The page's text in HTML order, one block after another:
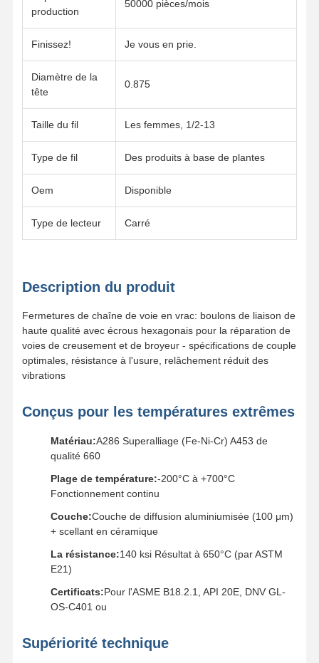
À Propos De
Nous
Visite De
Contrôle De
Nous
Nouvelles Les Affaires Le Blog
Demandez
Le boulon de la piste
Éclaboussure à charrue
boulons à rouleaux de voie
Boulons de broche de seau
Boulons à dents de seau
Fermeture de roue de camion
boulons et écrous
Boulon de chaussure de voie
production
50000 pièces/mois
Finissez! Je vous en prie.
Diamètre de la
tête
0.875
Taille du fil Les femmes, 1/2-13
Type de fil Des produits à base de plantes
Oem Disponible
Type de lecteur Carré
Description du produit
Fermetures de chaîne de voie en vrac: boulons de liaison de
haute qualité avec écrous hexagonais pour la réparation de
voies de creusement et de broyeur - spécifications de couple
optimales, résistance à l'usure, relâchement réduit des
vibrations
Conçus pour les températures extrêmes
Matériau:A286 Superalliage (Fe-Ni-Cr) A453 de
qualité 660
Plage de température:-200°C à +700°C
Fonctionnement continu
Couche:Couche de diffusion aluminiumisée (100 μm)
+ scellant en céramique
La résistance:140 ksi Résultat à 650°C (par ASTM
E21)
Certificats:Pour l'ASME B18.2.1, API 20E, DNV GL-
OS-C401 ou
Supériorité technique